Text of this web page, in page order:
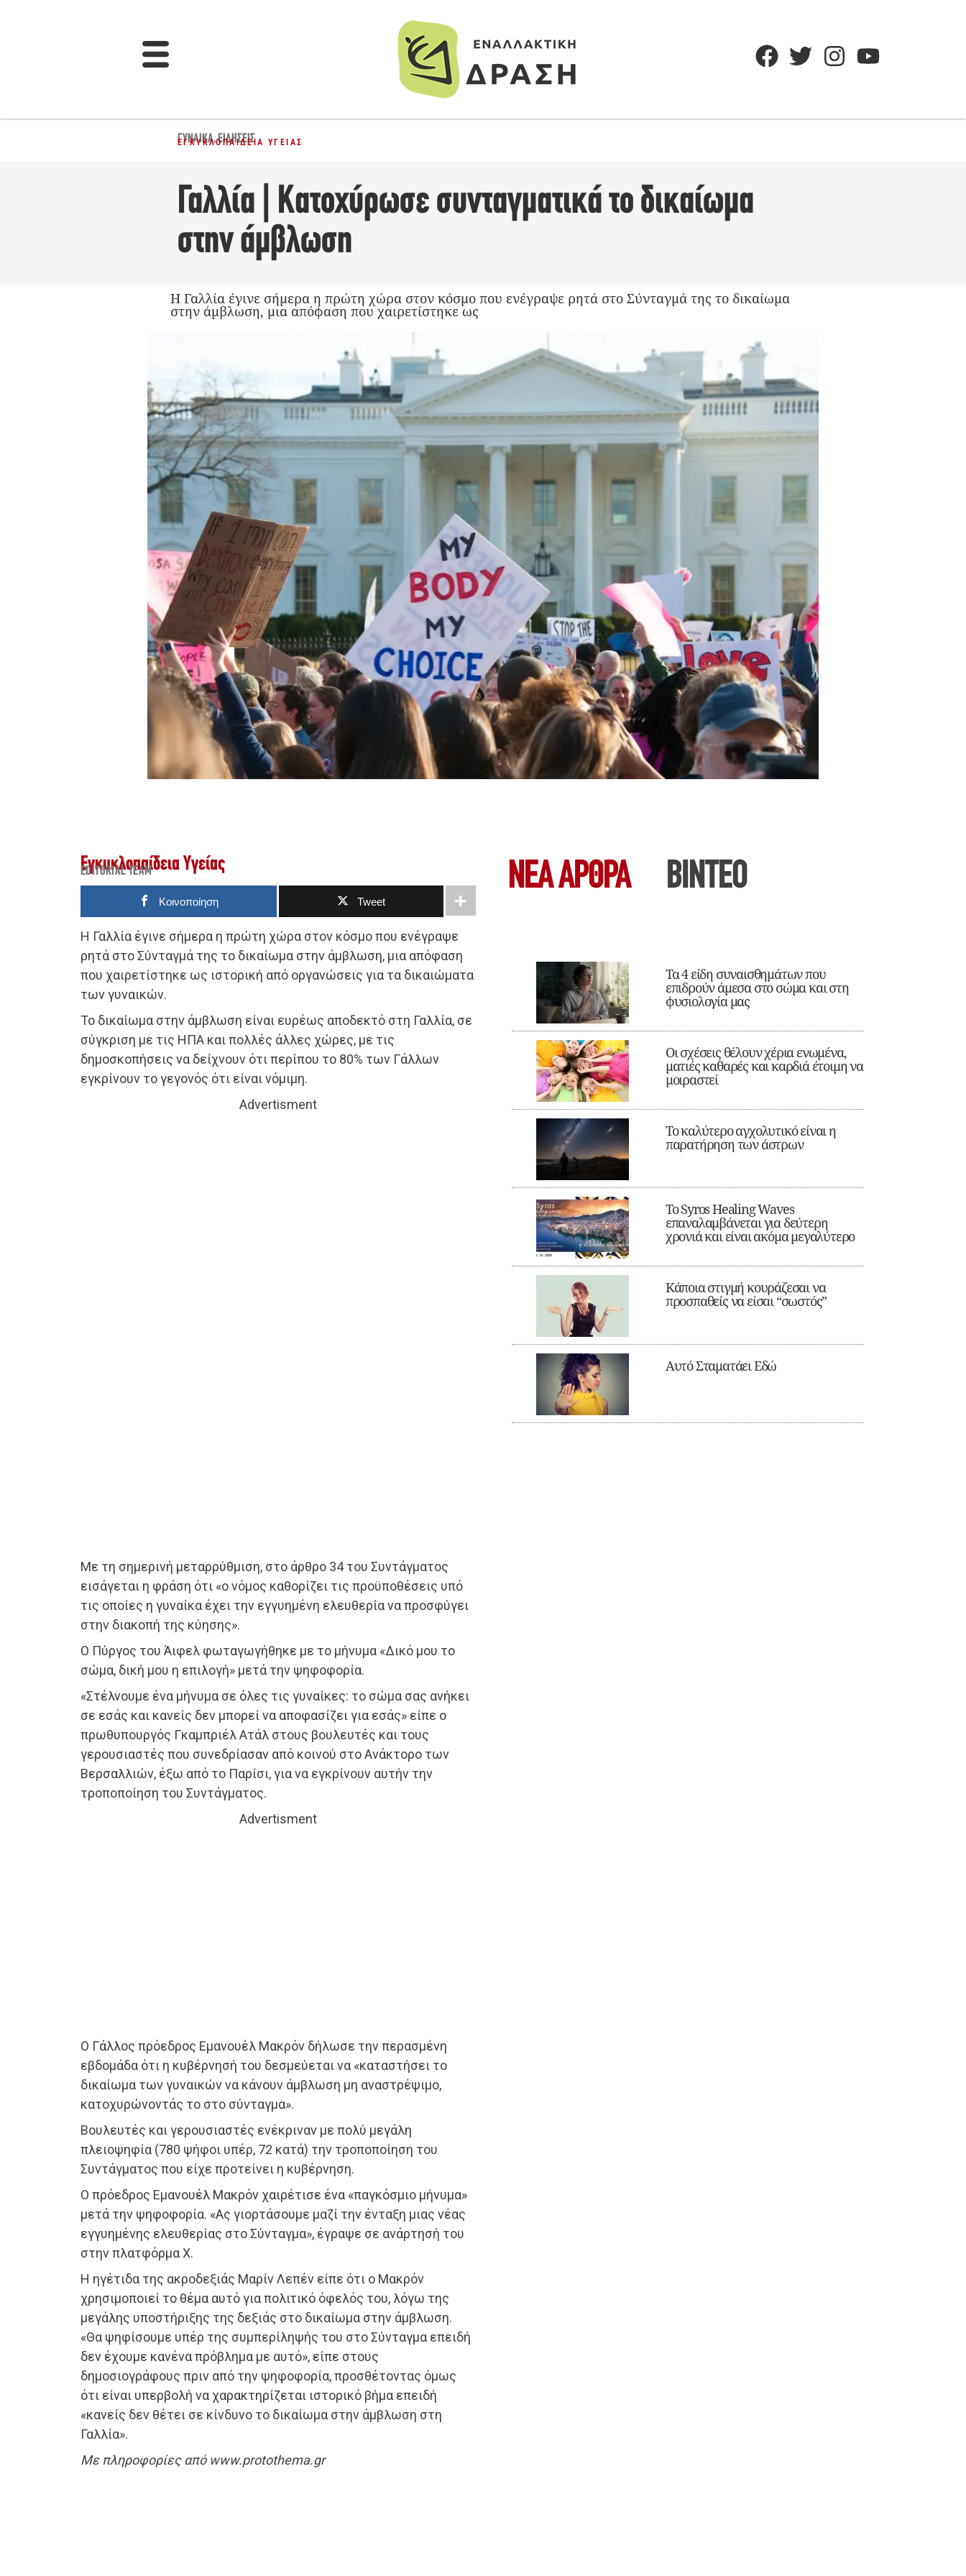
ΓΥΝΑΊΚΑ,ΕΙΔΉΣΕΙΣ
ΕΓΚΥΚΛΟΠΑΊΔΕΙΑ ΥΓΕΊΑΣ
Γαλλία | Κατοχύρωσε συνταγματικά το δικαίωμα
στην άμβλωση
Η Γαλλία έγινε σήμερα η πρώτη χώρα στον κόσμο που ενέγραψε ρητά στο Σύνταγμά της το δικαίωμα
στην άμβλωση, μια απόφαση που χαιρετίστηκε ως
Εγκυκλοπαίδεια Υγείας
EDITORIAL TEAM
Κοινοποίηση Tweet
Η Γαλλία έγινε σήμερα η πρώτη χώρα στον κόσμο που ενέγραψε
ρητά στο Σύνταγμά της το δικαίωμα στην άμβλωση, μια απόφαση
που χαιρετίστηκε ως ιστορική από οργανώσεις για τα δικαιώματα
των γυναικών.
Το δικαίωμα στην άμβλωση είναι ευρέως αποδεκτό στη Γαλλία, σε
σύγκριση με τις ΗΠΑ και πολλές άλλες χώρες, με τις
δημοσκοπήσεις να δείχνουν ότι περίπου το 80% των Γάλλων
εγκρίνουν το γεγονός ότι είναι νόμιμη.
Advertisment
Με τη σημερινή μεταρρύθμιση, στο άρθρο 34 του Συντάγματος
εισάγεται η φράση ότι «ο νόμος καθορίζει τις προϋποθέσεις υπό
τις οποίες η γυναίκα έχει την εγγυημένη ελευθερία να προσφύγει
στην διακοπή της κύησης».
Ο Πύργος του Άιφελ φωταγωγήθηκε με το μήνυμα «Δικό μου το
σώμα, δική μου η επιλογή» μετά την ψηφοφορία.
«Στέλνουμε ένα μήνυμα σε όλες τις γυναίκες: το σώμα σας ανήκει
σε εσάς και κανείς δεν μπορεί να αποφασίζει για εσάς» είπε ο
πρωθυπουργός Γκαμπριέλ Ατάλ στους βουλευτές και τους
γερουσιαστές που συνεδρίασαν από κοινού στο Ανάκτορο των
Βερσαλλιών, έξω από το Παρίσι, για να εγκρίνουν αυτήν την
τροποποίηση του Συντάγματος.
Advertisment
Ο Γάλλος πρόεδρος Εμανουέλ Μακρόν δήλωσε την περασμένη
εβδομάδα ότι η κυβέρνησή του δεσμεύεται να «καταστήσει το
δικαίωμα των γυναικών να κάνουν άμβλωση μη αναστρέψιμο,
κατοχυρώνοντάς το στο σύνταγμα».
Βουλευτές και γερουσιαστές ενέκριναν με πολύ μεγάλη
πλειοψηφία (780 ψήφοι υπέρ, 72 κατά) την τροποποίηση του
Συντάγματος που είχε προτείνει η κυβέρνηση.
Ο πρόεδρος Εμανουέλ Μακρόν χαιρέτισε ένα «παγκόσμιο μήνυμα»
μετά την ψηφοφορία. «Ας γιορτάσουμε μαζί την ένταξη μιας νέας
εγγυημένης ελευθερίας στο Σύνταγμα», έγραψε σε ανάρτησή του
στην πλατφόρμα Χ.
Η ηγέτιδα της ακροδεξιάς Μαρίν Λεπέν είπε ότι ο Μακρόν
χρησιμοποιεί το θέμα αυτό για πολιτικό όφελός του, λόγω της
μεγάλης υποστήριξης της δεξιάς στο δικαίωμα στην άμβλωση.
«Θα ψηφίσουμε υπέρ της συμπερίληψής του στο Σύνταγμα επειδή
δεν έχουμε κανένα πρόβλημα με αυτό», είπε στους
δημοσιογράφους πριν από την ψηφοφορία, προσθέτοντας όμως
ότι είναι υπερβολή να χαρακτηρίζεται ιστορικό βήμα επειδή
«κανείς δεν θέτει σε κίνδυνο το δικαίωμα στην άμβλωση στη
Γαλλία».
Με πληροφορίες από www.protothema.gr
ΝΕΑ ΆΡΘΡΑ ΒΙΝΤΕΟ
Τα 4 είδη συναισθημάτων που
επιδρούν άμεσα στο σώμα και στη
φυσιολογία μας
Οι σχέσεις θέλουν χέρια ενωμένα,
ματιές καθαρές και καρδιά έτοιμη να
μοιραστεί
Το καλύτερο αγχολυτικό είναι η
παρατήρηση των άστρων
Το Syros Healing Waves
επαναλαμβάνεται για δεύτερη
χρονιά και είναι ακόμα μεγαλύτερο
Κάποια στιγμή κουράζεσαι να
προσπαθείς να είσαι “σωστός”
Αυτό Σταματάει Εδώ